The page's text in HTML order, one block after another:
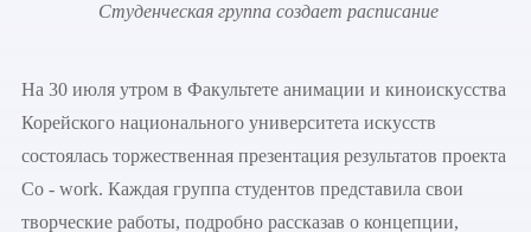
Студенческая группа создает расписание
На 30 июля утром в Факультете анимации и киноискусства
Корейского национального университета искусств
состоялась торжественная презентация результатов проекта
Co - work. Каждая группа студентов представила свои
творческие работы, подробно рассказав о концепции,